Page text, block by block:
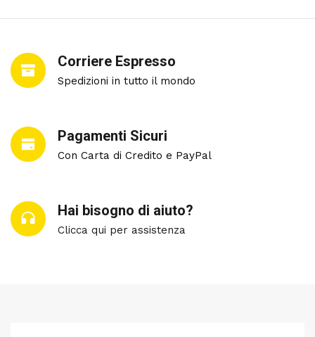
Corriere Espresso
Spedizioni in tutto il mondo
Pagamenti Sicuri
Con Carta di Credito e PayPal
Hai bisogno di aiuto?
Clicca qui per assistenza